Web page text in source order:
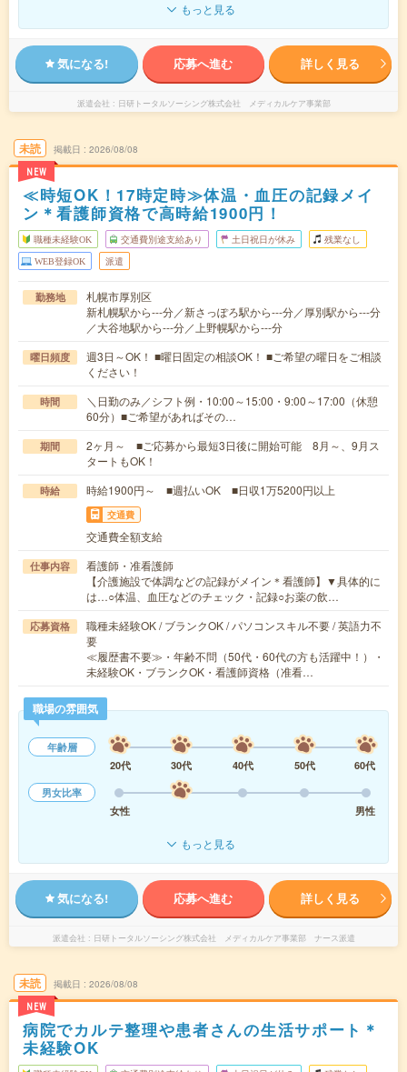
もっと見る
気になる! 応募へ進む 詳しく見る
派遣会社 日研トータルソーシング株式会社 メディカルケア事業部
未読
NEW
掲載日 2026/08/08
≪時短OK！17時定時≫体温・血圧の記録メイ
ン＊看護師資格で高時給1900円！
職種未経験OK 交通費別途支給あり 土日祝日が休み 残業なし
WEB登録OK 派遣
勤務地
札幌市厚別区
新札幌駅から---分／新さっぽろ駅から---分／厚別駅から---分
／大谷地駅から---分／上野幌駅から---分
曜日頻度
週3日～OK！ ■曜日固定の相談OK！ ■ご希望の曜日をご相談
ください！
時間
＼日勤のみ／シフト例・10:00～15:00・9:00～17:00（休憩
60分）■ご希望があればその…
期間
2ヶ月～ ■ご応募から最短3日後に開始可能 8月～、9月ス
タートもOK！
時給 時給1900円～ ■週払いOK ■日収1万5200円以上
交通費
交通費全額支給
仕事内容
看護師・准看護師
【介護施設で体調などの記録がメイン＊看護師】▼具体的に
は…○体温、血圧などのチェック・記録○お薬の飲…
応募資格
職種未経験OK / ブランクOK / パソコンスキル不要 / 英語力不
要
≪履歴書不要≫・年齢不問（50代・60代の方も活躍中！）・
未経験OK・ブランクOK・看護師資格（准看…
職場の雰囲気
年齢層
20代
30代 40代 50代
60代
男女比率
女性
男性
もっと見る
気になる! 応募へ進む 詳しく見る
派遣会社 日研トータルソーシング株式会社 メディカルケア事業部 ナース派遣
未読
NEW
掲載日 2026/08/08
病院でカルテ整理や患者さんの生活サポート＊
未経験OK